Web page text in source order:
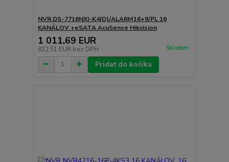
NVR DS-7716NXI-K4(D)/ALARM16+9/PL 16
KANÁLOV +eSATA AcuSense Hikvision
1 011,69 EUR
822,51 EUR bez DPH Skladom
Pridať do košíka